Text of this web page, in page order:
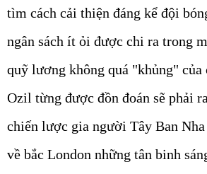
tìm cách cải thiện đáng kể đội
ngân sách ít ỏi được chi ra trong
quỹ lương không quá "khủng" của
Ozil từng được đồn đoán sẽ phải
chiến lược gia người Tây Ban
về bắc London những tân binh